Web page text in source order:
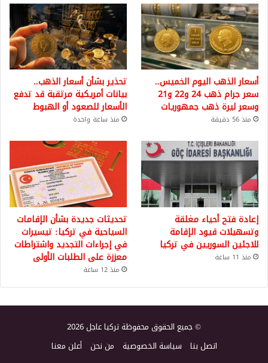
أسعار الذهب اليوم الخميس..
سعر جرام ذهب 24 و22 و21
وسعر ليرة ذهب جمهوريات
منذ 56 دقيقة
تحذير بشأن أسعار الذهب..
بيانات أمريكية مرتقبة قد تدفع
الأسعار للصعود أو الهبوط
منذ ساعة واحدة
إعادة فتح أحياء مغلقة
وتسهيلات قيود الإقامة
للاجئين السوريين في تركيا
منذ 11 ساعة
تحديثات جديدة بشأن الإقامات
السياحية في تركيا: تيسيرات
في إجراءات التجديد واشتراطات
معززة على الطلبات الأولى
منذ 12 ساعة
© جميع الحقوق محفوظة تركيا عاجل 2026
اتصل بنا سياسة الخصوصية من نحن أعلن معنا